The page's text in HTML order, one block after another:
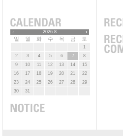
2026.8
일 월 화 수 목 금 토
1
2
3 4 5 6 7
8
9
10 11 12 13 14
15
16
17 18 19 20 21
22
23
24 25 26 27 28
29
30
31